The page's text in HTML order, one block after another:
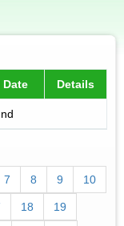
Details
7
8 9 10
18 19